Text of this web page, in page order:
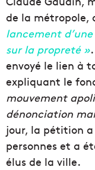
de la métropole,
lancement
sur la propreté »
envoyé le lien à
expliquant le
mouvement
dénonciation
jour, la pétition
personnes et a
élus de la ville.